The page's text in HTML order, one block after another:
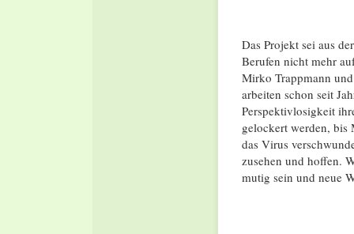
Das Projekt sei aus
Berufen nicht mehr
Mirko Trappmann
arbeiten schon seit
Perspektivlosigkeit
gelockert werden, bis
das Virus
zusehen und hoffen.
mutig sein und neue